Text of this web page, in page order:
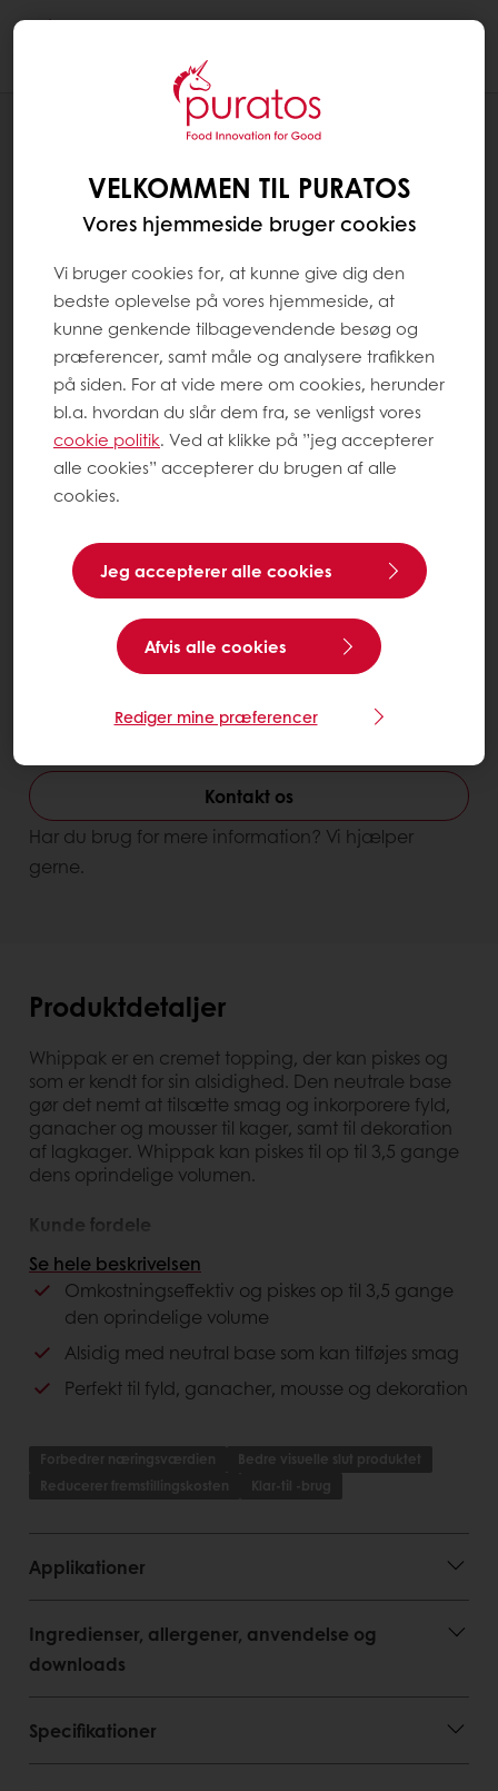
Whippak Whippable Topping
Kontakt os
Har du brug for mere information? Vi hjælper
gerne.
Produktdetaljer
Whippak er en cremet topping, der kan piskes og
som er kendt for sin alsidighed. Den neutrale base
gør det nemt at tilsætte smag og inkorporere fyld,
ganacher og mousser til kager, samt til dekoration
af lagkager. Whippak kan piskes til op til 3,5 gange
dens oprindelige volumen.
Kunde fordele
Opbevares ved lagertemperatur
Klar til at piske
Fryse og tøstabilt
Forbruger fordele
Ingen kunstig aromaer eller farver
Se hele beskrivelsen
Omkostningseffektiv og piskes op til 3,5 gange
den oprindelige volume
Alsidig med neutral base som kan tilføjes smag
Perfekt til fyld, ganacher, mousse og dekoration
Forbedrer næringsværdien
Bedre visuelle slut produktet
Reducerer fremstillingskosten
Klar-til -brug
Applikationer
Ingredienser, allergener, anvendelse og
downloads
Specifikationer
VELKOMMEN TIL PURATOS
Vores hjemmeside bruger cookies
Vi bruger cookies for, at kunne give dig den
bedste oplevelse på vores hjemmeside, at
kunne genkende tilbagevendende besøg og
præferencer, samt måle og analysere trafikken
på siden. For at vide mere om cookies, herunder
bl.a. hvordan du slår dem fra, se venligst vores
cookie politik. Ved at klikke på ”jeg accepterer
alle cookies” accepterer du brugen af alle
cookies.
Jeg accepterer alle cookies
Afvis alle cookies
Rediger mine præferencer